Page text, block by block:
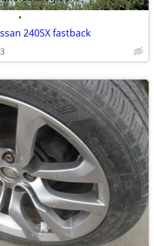
•
240SX fastback